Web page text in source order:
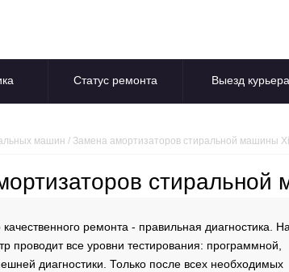
Статус ремонта Выезд курьера
машин / Замена амортизаторов стиральной машины
стиральной
ремонта - правильная диагностика.
проводит все уровни тестирования: программной,
диагностики. Только после всех необходимых